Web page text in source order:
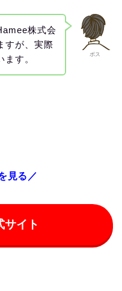
ボス
株式会
すが、実際
す。
見る／
サイト